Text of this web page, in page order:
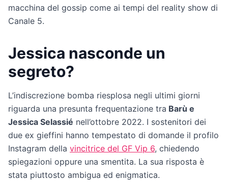
macchina del gossip come ai tempi del reality show di
Canale 5.
Jessica nasconde un
segreto?
L’indiscrezione bomba riesplosa negli ultimi giorni
riguarda una presunta frequentazione tra Barù e
Jessica Selassié nell’ottobre 2022. I sostenitori dei
due ex gieffini hanno tempestato di domande il profilo
Instagram della vincitrice del GF Vip 6, chiedendo
spiegazioni oppure una smentita. La sua risposta è
stata piuttosto ambigua ed enigmatica.